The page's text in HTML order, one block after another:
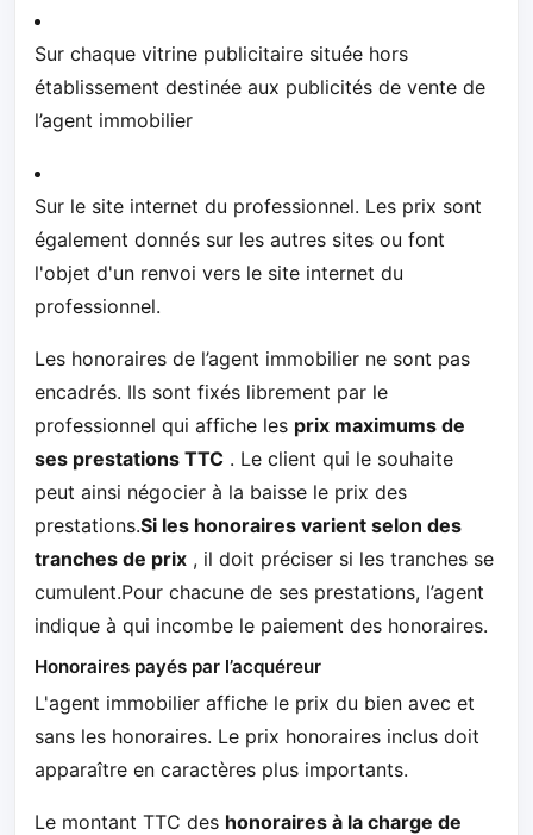
Sur chaque vitrine publicitaire située hors
établissement destinée aux publicités de vente de
l’agent immobilier
Sur le site internet du professionnel. Les prix sont
également donnés sur les autres sites ou font
l'objet d'un renvoi vers le site internet du
professionnel.
Les honoraires de l’agent immobilier ne sont pas
encadrés. Ils sont fixés librement par le
professionnel qui affiche les prix maximums de
ses prestations TTC . Le client qui le souhaite
peut ainsi négocier à la baisse le prix des
prestations.Si les honoraires varient selon des
tranches de prix , il doit préciser si les tranches se
cumulent.Pour chacune de ses prestations, l’agent
indique à qui incombe le paiement des honoraires.
Honoraires payés par l’acquéreur
L'agent immobilier affiche le prix du bien avec et
sans les honoraires. Le prix honoraires inclus doit
apparaître en caractères plus importants.
Le montant TTC des honoraires à la charge de